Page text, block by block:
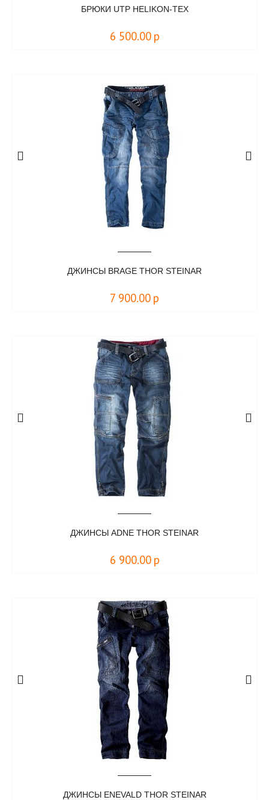
БРЮКИ UTP HELIKON-TEX
6 500.00 р
ДЖИНСЫ BRAGE THOR STEINAR
7 900.00 р
ДЖИНСЫ ADNE THOR STEINAR
6 900.00 р
ДЖИНСЫ ENEVALD THOR STEINAR